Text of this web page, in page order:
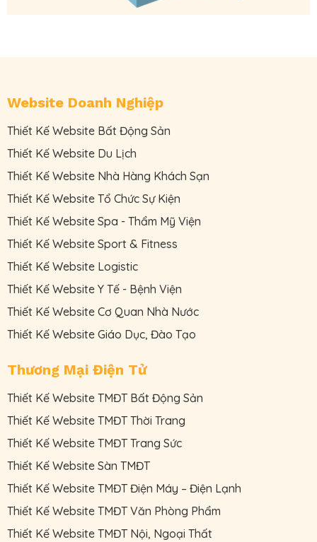
Website Doanh Nghiệp
Thiết Kế Website Bất Động Sản
Thiết Kế Website Du Lịch
Thiết Kế Website Nhà Hàng Khách Sạn
Thiết Kế Website Tổ Chức Sự Kiện
Thiết Kế Website Spa - Thẩm Mỹ Viện
Thiết Kế Website Sport & Fitness
Thiết Kế Website Logistic
Thiết Kế Website Y Tế - Bệnh Viện
Thiết Kế Website Cơ Quan Nhà Nước
Thiết Kế Website Giáo Dục, Đào Tạo
Thương Mại Điện Tử
Thiết Kế Website TMĐT Bất Động Sản
Thiết Kế Website TMĐT Thời Trang
Thiết Kế Website TMĐT Trang Sức
Thiết Kế Website Sàn TMĐT
Thiết Kế Website TMĐT Điện Máy – Điện Lạnh
Thiết Kế Website TMĐT Văn Phòng Phẩm
Thiết Kế Website TMĐT Nội, Ngoại Thất